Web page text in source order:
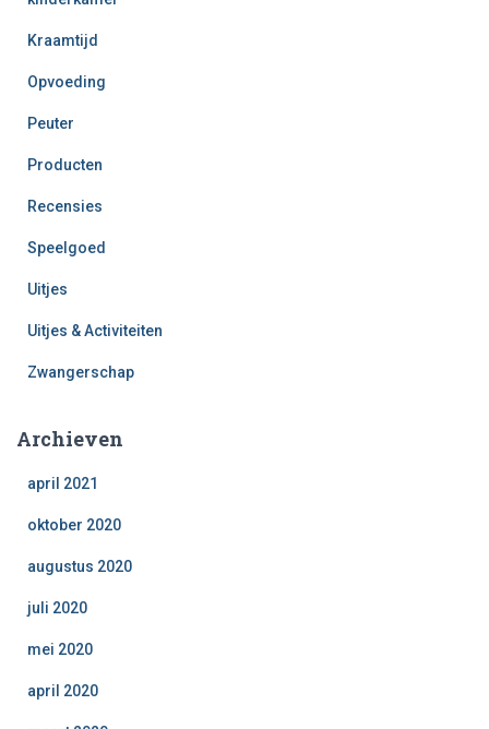
Kraamtijd
Opvoeding
Peuter
Producten
Recensies
Speelgoed
Uitjes
Uitjes & Activiteiten
Zwangerschap
Archieven
april 2021
oktober 2020
augustus 2020
juli 2020
mei 2020
april 2020